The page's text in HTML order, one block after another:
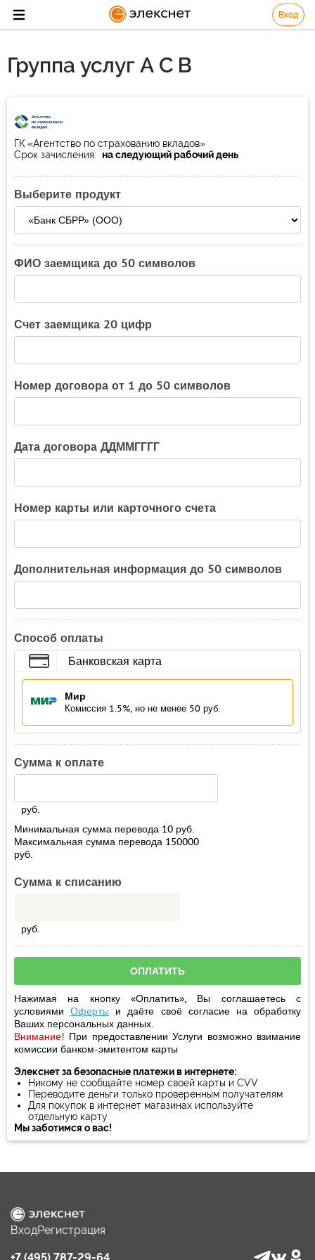
Вход
Группа услуг А С В
ГК «Агентство по страхованию вкладов»
Срок зачисления: на следующий рабочий день
Выберите продукт
ФИО заемщика до 50 символов
Счет заемщика 20 цифр
Номер договора от 1 до 50 символов
Дата договора ДДММГГГГ
Номер карты или карточного счета
Дополнительная информация до 50 символов
Способ оплаты
Банковская карта
Мир
Комиссия 1.5%, но не менее 50 руб.
Сумма к оплате
руб.
Минимальная сумма перевода 10 руб.
Максимальная сумма перевода 150000
руб.
Сумма к списанию
руб.
Нажимая на кнопку «Оплатить», Вы соглашаетесь с
условиямиОферты и даёте своё согласиена обработку
Ваших персональных данных.
Внимание! При предоставлении Услуги возможно взимание
комиссии банком-эмитентом карты
Элекснет за безопасные платежи в интернете:
Никому не сообщайте номер своей карты и CVV
Переводите деньги только проверенным получателям
Для покупок в интернет магазинах используйте
отдельную карту
Мы заботимся о вас!
ВходРегистрация